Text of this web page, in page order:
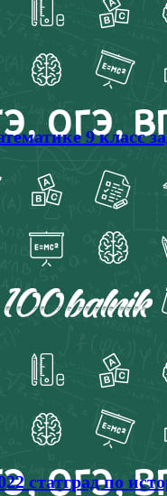
9 класс
статград по